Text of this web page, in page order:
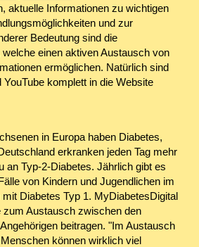
aktuelle Informationen zu wichtigen
und zur
Bedeutung sind die
einen aktiven Austausch von
ermöglichen. Natürlich sind
komplett in die Website
in Europa haben Diabetes,
erkranken jeden Tag mehr
an Typ-2-Diabetes. Jährlich gibt es
von Kindern und Jugendlichen im
Diabetes Typ 1. MyDiabetesDigital
zum Austausch zwischen den
beitragen. "Im Austausch
können wirklich viel